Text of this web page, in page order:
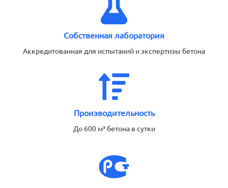
Собственная лаборатория
Аккредитованная для испытаний и экспертизы бетона
Производительность
До 600 м³ бетона в сутки